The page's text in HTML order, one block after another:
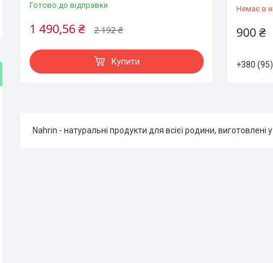
Готово до відправки
2 192 ₴
1 490,56 ₴
Купити
Немає в
900 ₴
+380
Nahrin - натуральні продукти для всієї родини,